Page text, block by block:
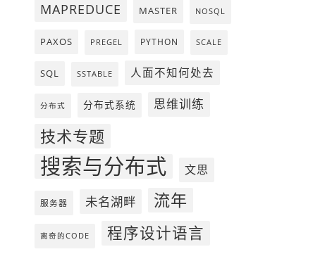
MAPREDUCE MASTER NOSQL
PAXOS PREGEL PYTHON SCALE
SQL SSTABLE 人面不知何处去
分布式 分布式系统 思维训练
技术专题
搜索与分布式 文思
服务器 未名湖畔 流年
离奇的CODE 程序设计语言